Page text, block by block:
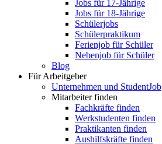
Jobs für 17-Jährige
Jobs für 18-Jährige
Schülerjobs
Schülerpraktikum
Ferienjob für Schüler
Nebenjob für Schüler
Blog
Für Arbeitgeber
Unternehmen und StudentJob
Mitarbeiter finden
Fachkräfte finden
Werkstudenten finden
Praktikanten finden
Aushilfskräfte finden